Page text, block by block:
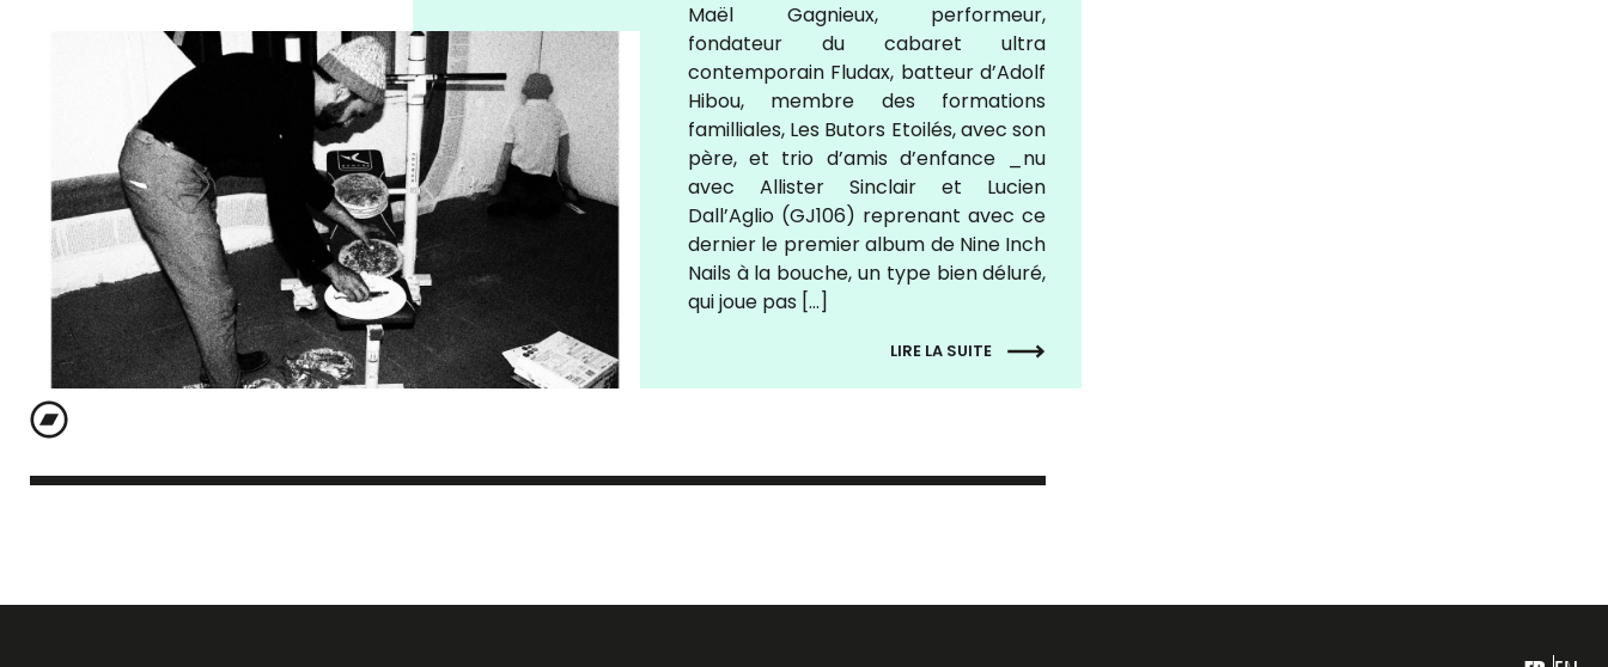
Maël Gagnieux, performeur,
fondateur du cabaret ultra
contemporain Fludax, batteur d’Adolf
Hibou, membre des formations
familliales, Les Butors Etoilés, avec son
père, et trio d’amis d’enfance _nu
avec Allister Sinclair et Lucien
Dall’Aglio (GJ106) reprenant avec ce
dernier le premier album de Nine Inch
Nails à la bouche, un type bien déluré,
qui joue pas […]
LIRE LA SUITE